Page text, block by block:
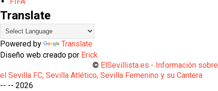
Translate
Powered by
Translate
Diseño web creado por Erick
© ElSevillista.es - Información sobre
el Sevilla FC, Sevilla Atlético, Sevilla Femenino y su Cantera
-- -- 2026